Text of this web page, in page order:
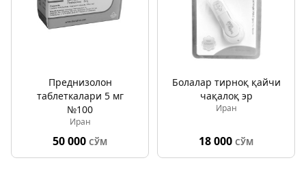
Преднизолон
таблеткалари 5 мг
№100
Иран
50 000 СЎМ
Болалар тирноқ қайчи
чақалоқ эр
Иран
18 000 СЎМ